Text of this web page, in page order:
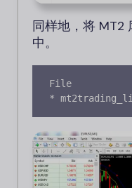
同样地，将 MT2
中。
File
*